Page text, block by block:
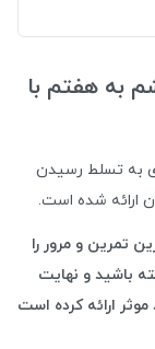
به هفتم با
به تسلط رسیدن
ارائه شده است.
تمرین و مرور را
باشید و نهایت
موثر ارائه کرده است